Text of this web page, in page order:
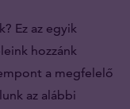
Ez az egyik
hozzánk
a megfelelő
az alábbi